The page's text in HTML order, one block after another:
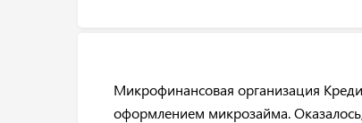
Микрофинансовая организация
оформлением микрозайма.